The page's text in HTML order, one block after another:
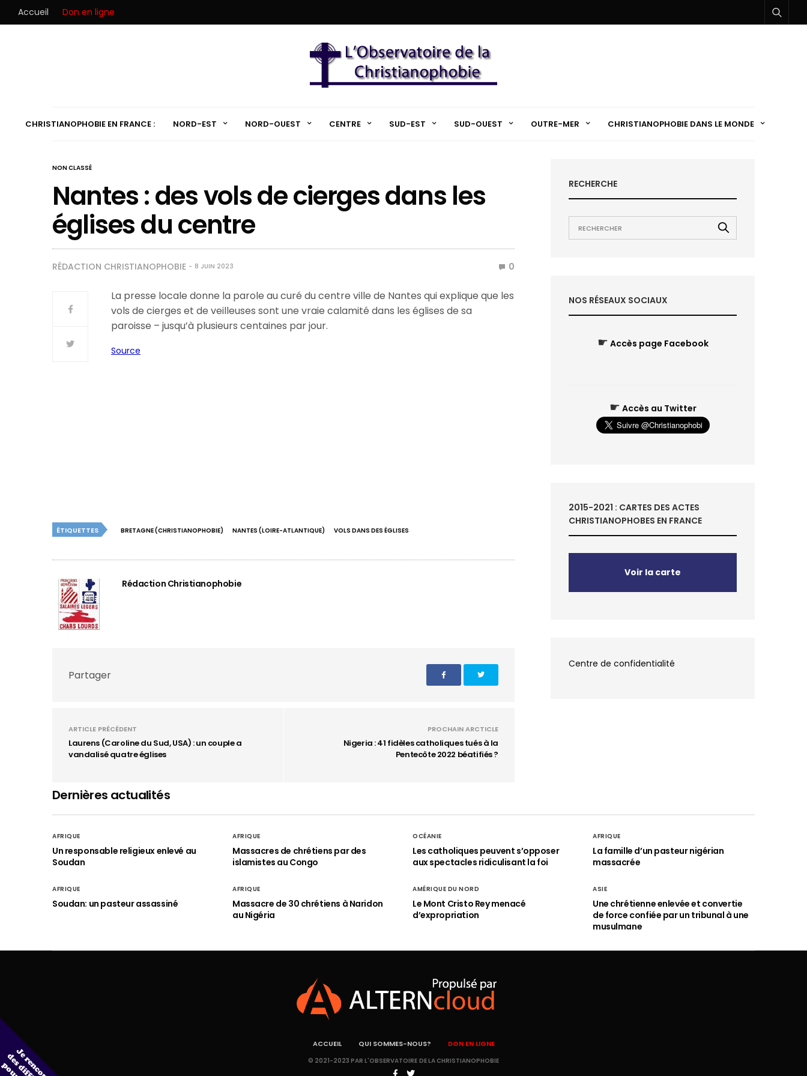
Accueil Don en ligne
CHRISTIANOPHOBIE EN FRANCE : NORD-EST NORD-OUEST CENTRE SUD-EST SUD-OUEST OUTRE-MER CHRISTIANOPHOBIE DANS LE MONDE
NON CLASSÉ
Nantes : des vols de cierges dans les
églises du centre
RÉDACTION CHRISTIANOPHOBIE 8 JUIN 2023 0
La presse locale donne la parole au curé du centre ville de Nantes qui explique que les
vols de cierges et de veilleuses sont une vraie calamité dans les églises de sa
paroisse – jusqu’à plusieurs centaines par jour.
Source
ÉTIQUETTES BRETAGNE (CHRISTIANOPHOBIE) NANTES (LOIRE-ATLANTIQUE) VOLS DANS DES ÉGLISES
Rédaction Christianophobie
Partager
ARTICLE PRÉCÉDENT
Laurens (Caroline du Sud, USA) : un couple a
vandalisé quatre églises
PROCHAIN ARCTICLE
Nigeria : 41 fidèles catholiques tués à la
Pentecôte 2022 béatifiés ?
RECHERCHE
NOS RÉSEAUX SOCIAUX
☛ Accès page Facebook
☛ Accès au Twitter
2015-2021 : CARTES DES ACTES
CHRISTIANOPHOBES EN FRANCE
Voir la carte
Centre de confidentialité
Dernières actualités
AFRIQUE
Un responsable religieux enlevé au
Soudan
AFRIQUE
Massacres de chrétiens par des
islamistes au Congo
OCÉANIE
Les catholiques peuvent s’opposer
aux spectacles ridiculisant la foi
AFRIQUE
La famille d’un pasteur nigérian
massacrée
AFRIQUE
Soudan: un pasteur assassiné
AFRIQUE
Massacre de 30 chrétiens à Naridon
au Nigéria
AMÉRIQUE DU NORD
Le Mont Cristo Rey menacé
d’expropriation
ASIE
Une chrétienne enlevée et convertie
de force confiée par un tribunal à une
musulmane
ACCUEIL QUI SOMMES-NOUS? DON EN LIGNE
© 2021-2023 PAR L'OBSERVATOIRE DE LA CHRISTIANOPHOBIE